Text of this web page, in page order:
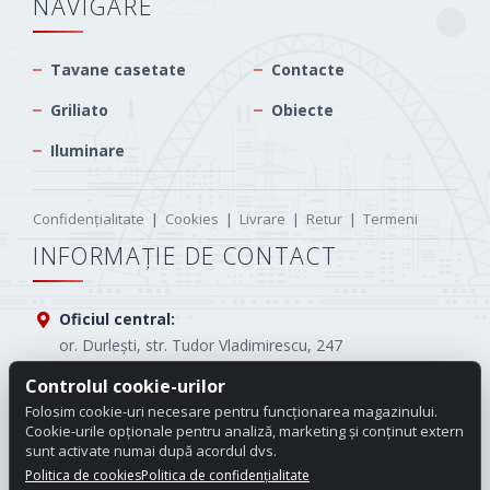
Tavane casetate
Griliato
Iluminare
Contacte
Obiecte
Confidențialitate | Cookies | Livrare | Retur | Termeni
INFORMAȚIE DE CONTACT
Oficiul central:
or. Durlești, str. Tudor Vladimirescu, 247
Tel.: (+373) 61005565
E-mail: info.carotop@gmail.com
Program de lucru: Luni - Vineri: 08:00 - 18:00
Controlul cookie-urilor
Folosim cookie-uri necesare pentru funcționarea magazinului.
Cookie-urile opționale pentru analiză, marketing și conținut extern
sunt activate numai după acordul dvs.
Politica de cookiesPolitica de confidențialitate